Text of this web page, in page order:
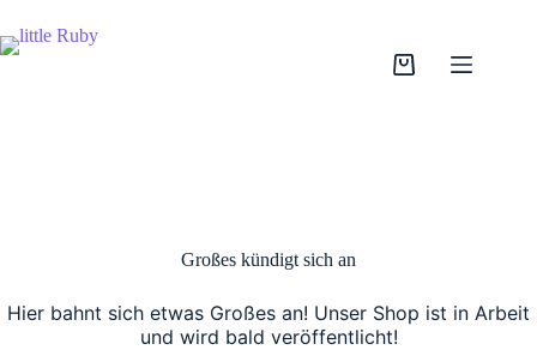
Inhalt
springen
Warenkorb
Großes kündigt sich an
Hier bahnt sich etwas Großes an! Unser Shop ist in Arbeit
und wird bald veröffentlicht!